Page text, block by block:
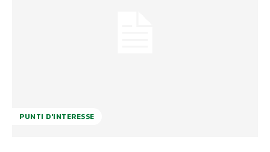
PUNTI D'INTERESSE